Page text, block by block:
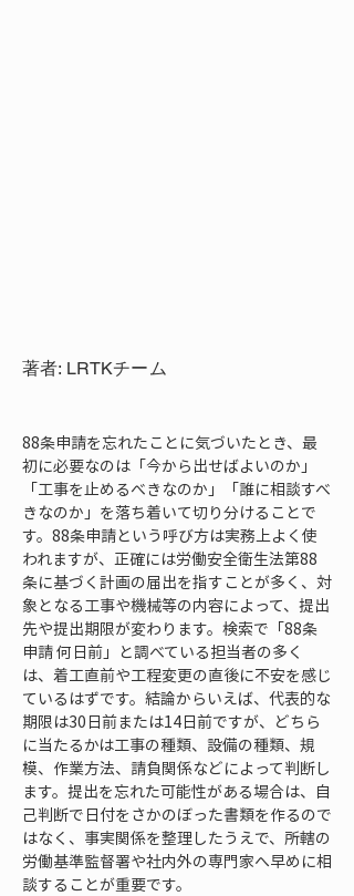
著者: LRTKチーム
88条申請を忘れたことに気づいたとき、最
初に必要なのは「今から出せばよいのか」
「工事を止めるべきなのか」「誰に相談すべ
きなのか」を落ち着いて切り分けることで
す。88条申請という呼び方は実務上よく使
われますが、正確には労働安全衛生法第88
条に基づく計画の届出を指すことが多く、対
象となる工事や機械等の内容によって、提出
先や提出期限が変わります。検索で「88条
申請 何日前」と調べている担当者の多く
は、着工直前や工程変更の直後に不安を感じ
ているはずです。結論からいえば、代表的な
期限は30日前または14日前ですが、どちら
に当たるかは工事の種類、設備の種類、規
模、作業方法、請負関係などによって判断し
ます。提出を忘れた可能性がある場合は、自
己判断で日付をさかのぼった書類を作るので
はなく、事実関係を整理したうえで、所轄の
労働基準監督署や社内外の専門家へ早めに相
談することが重要です。